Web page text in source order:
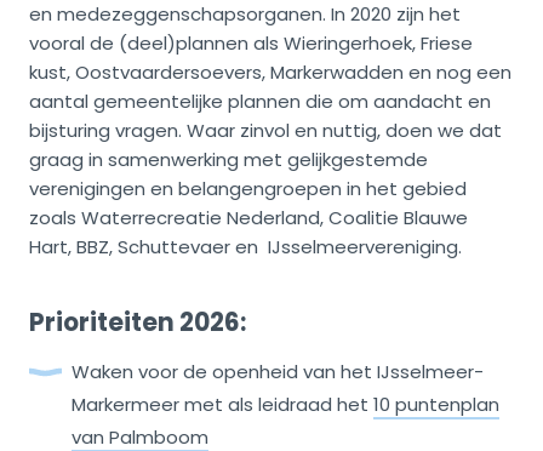
en medezeggenschapsorganen. In 2020 zijn het
vooral de (deel)plannen als Wieringerhoek, Friese
kust, Oostvaardersoevers, Markerwadden en nog een
aantal gemeentelijke plannen die om aandacht en
bijsturing vragen. Waar zinvol en nuttig, doen we dat
graag in samenwerking met gelijkgestemde
verenigingen en belangengroepen in het gebied
zoals Waterrecreatie Nederland, Coalitie Blauwe
Hart, BBZ, Schuttevaer en IJsselmeervereniging.
Prioriteiten 2026:
Waken voor de openheid van het IJsselmeer-
Markermeer met als leidraad het 10 puntenplan
van Palmboom